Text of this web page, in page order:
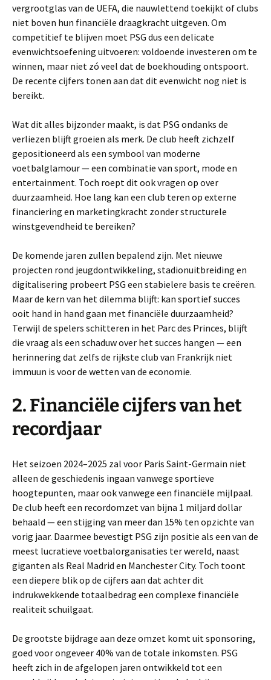
vergrootglas van de UEFA, die nauwlettend toekijkt of clubs
niet boven hun financiële draagkracht uitgeven. Om
competitief te blijven moet PSG dus een delicate
evenwichtsoefening uitvoeren: voldoende investeren om te
winnen, maar niet zó veel dat de boekhouding ontspoort.
De recente cijfers tonen aan dat dit evenwicht nog niet is
bereikt.
Wat dit alles bijzonder maakt, is dat PSG ondanks de
verliezen blijft groeien als merk. De club heeft zichzelf
gepositioneerd als een symbool van moderne
voetbalglamour — een combinatie van sport, mode en
entertainment. Toch roept dit ook vragen op over
duurzaamheid. Hoe lang kan een club teren op externe
financiering en marketingkracht zonder structurele
winstgevendheid te bereiken?
De komende jaren zullen bepalend zijn. Met nieuwe
projecten rond jeugdontwikkeling, stadionuitbreiding en
digitalisering probeert PSG een stabielere basis te creëren.
Maar de kern van het dilemma blijft: kan sportief succes
ooit hand in hand gaan met financiële duurzaamheid?
Terwijl de spelers schitteren in het Parc des Princes, blijft
die vraag als een schaduw over het succes hangen — een
herinnering dat zelfs de rijkste club van Frankrijk niet
immuun is voor de wetten van de economie.
2. Financiële cijfers van het
recordjaar
Het seizoen 2024–2025 zal voor Paris Saint-Germain niet
alleen de geschiedenis ingaan vanwege sportieve
hoogtepunten, maar ook vanwege een financiële mijlpaal.
De club heeft een recordomzet van bijna 1 miljard dollar
behaald — een stijging van meer dan 15% ten opzichte van
vorig jaar. Daarmee bevestigt PSG zijn positie als een van de
meest lucratieve voetbalorganisaties ter wereld, naast
giganten als Real Madrid en Manchester City. Toch toont
een diepere blik op de cijfers aan dat achter dit
indrukwekkende totaalbedrag een complexe financiële
realiteit schuilgaat.
De grootste bijdrage aan deze omzet komt uit sponsoring,
goed voor ongeveer 40% van de totale inkomsten. PSG
heeft zich in de afgelopen jaren ontwikkeld tot een